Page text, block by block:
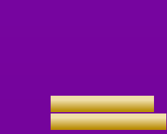
КУРАТОР КУРСА
Екатерина Кайлас